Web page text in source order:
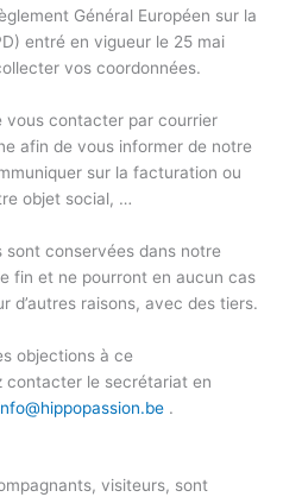
Général Européen sur la
entré en vigueur le 25 mai
vos coordonnées.
vous contacter par courrier
afin de vous informer de notre
sur la facturation ou
objet social, …
sont conservées dans notre
fin et ne pourront en aucun cas
d’autres raisons, avec des tiers.
objections à ce
contacter le secrétariat en
.
visiteurs, sont